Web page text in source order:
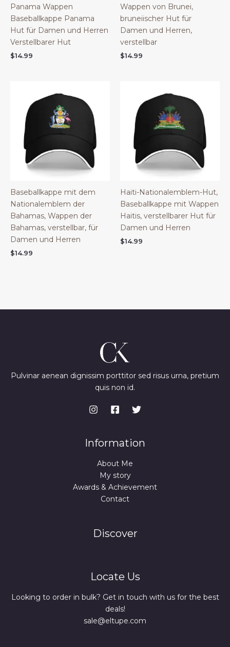
Panama Wappen
Baseballkappe Panama
Hut für Damen und Herren
Verstellbarer Hut
$14.99
Wappen von Brunei,
bruneiischer Hut für
Damen und Herren,
verstellbar
$14.99
Baseballkappe mit dem
Nationalemblem der
Bahamas, Wappen der
Bahamas, verstellbar, für
Damen und Herren
$14.99
Haiti-Nationalemblem-Hut,
Baseballkappe mit Wappen
Haitis, verstellbarer Hut für
Damen und Herren
$14.99
Pulvinar aenean dignissim porttitor sed risus urna, pretium
quis non id.
Information
About Me
My story
Awards & Achievement
Contact
Discover
Locate Us
Looking to order in bulk? Get in touch with us for the best
deals!
sale@eltupe.com